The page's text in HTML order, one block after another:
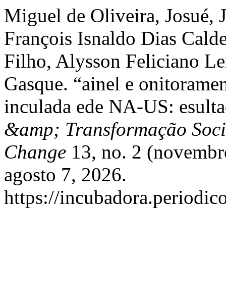
Miguel de Oliveira, Josué,
François Isnaldo Dias
Filho, Alysson Feliciano
Gasque. “ainel e
inculada ede NA-US:
&amp; Transformação
Change 13, no. 2
agosto 7, 2026.
https://